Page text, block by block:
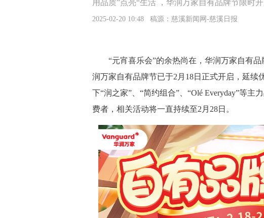
用品质”点亮“生活 ，华润万家自有品牌节限时开
2025-02-20 10:48 稿源：慈溪新闻网-慈溪日报
“元宵喜乐会”的余热尚在，华润万家自有品
润万家自有品牌节已于2月18日正式开启，延续
下“润之家”、“简约组合”、“Olé Everyday”等
费者，相关活动将一直持续至2月28日。